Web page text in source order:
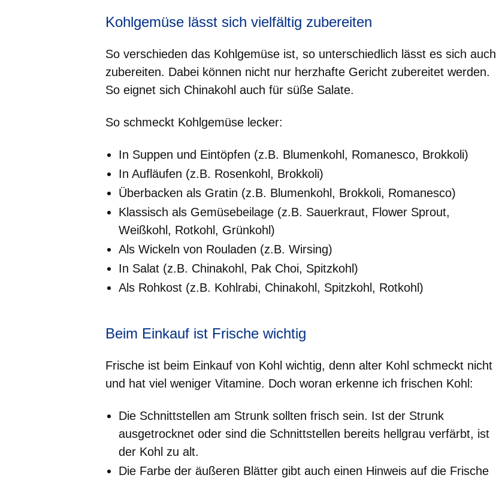
Kohlgemüse lässt sich vielfältig zubereiten
So verschieden das Kohlgemüse ist, so unterschiedlich lässt es sich auch
zubereiten. Dabei können nicht nur herzhafte Gericht zubereitet werden.
So eignet sich Chinakohl auch für süße Salate.
So schmeckt Kohlgemüse lecker:
In Suppen und Eintöpfen (z.B. Blumenkohl, Romanesco, Brokkoli)
In Aufläufen (z.B. Rosenkohl, Brokkoli)
Überbacken als Gratin (z.B. Blumenkohl, Brokkoli, Romanesco)
Klassisch als Gemüsebeilage (z.B. Sauerkraut, Flower Sprout,
Weißkohl, Rotkohl, Grünkohl)
Als Wickeln von Rouladen (z.B. Wirsing)
In Salat (z.B. Chinakohl, Pak Choi, Spitzkohl)
Als Rohkost (z.B. Kohlrabi, Chinakohl, Spitzkohl, Rotkohl)
Beim Einkauf ist Frische wichtig
Frische ist beim Einkauf von Kohl wichtig, denn alter Kohl schmeckt nicht
und hat viel weniger Vitamine. Doch woran erkenne ich frischen Kohl:
Die Schnittstellen am Strunk sollten frisch sein. Ist der Strunk
ausgetrocknet oder sind die Schnittstellen bereits hellgrau verfärbt, ist
der Kohl zu alt.
Die Farbe der äußeren Blätter gibt auch einen Hinweis auf die Frische